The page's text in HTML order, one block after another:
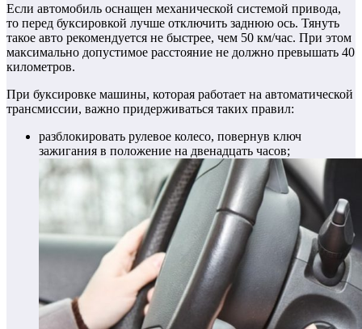
Если автомобиль оснащен механической системой привода,
то перед буксировкой лучше отключить заднюю ось. Тянуть
такое авто рекомендуется не быстрее, чем 50 км/час. При этом
максимально допустимое расстояние не должно превышать 40
километров.
При буксировке машины, которая работает на автоматической
трансмиссии, важно придерживаться таких правил:
разблокировать рулевое колесо, повернув ключ
зажигания в положение на двенадцать часов;